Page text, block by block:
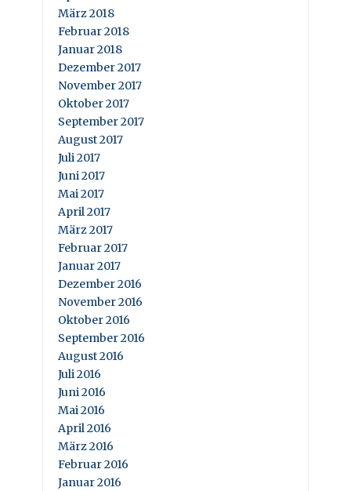
März 2018
Februar 2018
Januar 2018
Dezember 2017
November 2017
Oktober 2017
September 2017
August 2017
Juli 2017
Juni 2017
Mai 2017
April 2017
März 2017
Februar 2017
Januar 2017
Dezember 2016
November 2016
Oktober 2016
September 2016
August 2016
Juli 2016
Juni 2016
Mai 2016
April 2016
März 2016
Februar 2016
Januar 2016